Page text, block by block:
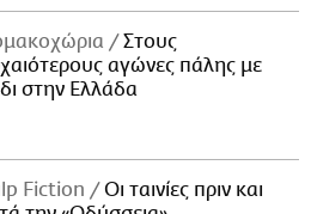
Στους
αγώνες πάλης με
στην Ελλάδα
Fiction
Οι ταινίες πριν και